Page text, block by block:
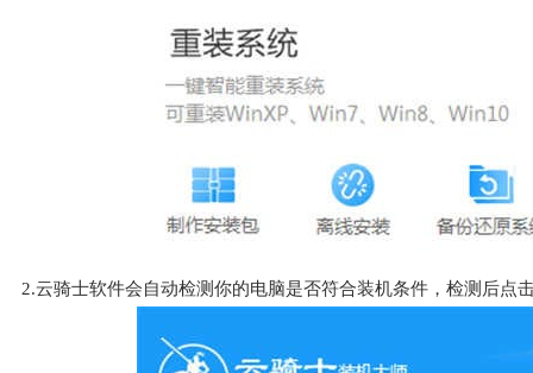
2.云骑士软件会自动检测你的电脑是否符合装机条件，检测后点